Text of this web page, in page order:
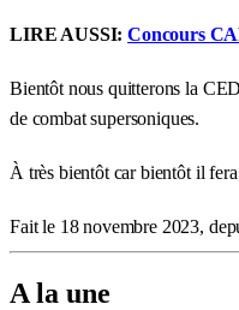
LIRE AUSSI:Concours
Bientôt nous quitterons la
de combat supersoniques.
À très bientôt car bientôt il
Fait le 18 novembre 2023,
A la une